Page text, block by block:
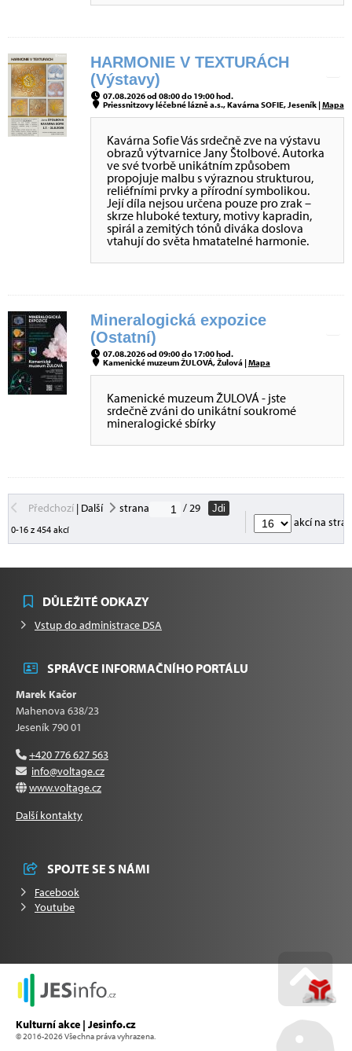
HARMONIE V TEXTURÁCH
(Výstavy)
07.08.2026 od 08:00 do 19:00 hod.
Priessnitzovy léčebné lázně a.s., Kavárna SOFIE, Jeseník |Mapa
Kavárna Sofie Vás srdečně zve na výstavu
obrazů výtvarnice Jany Štolbové. Autorka
ve své tvorbě unikátním způsobem
propojuje malbu s výraznou strukturou,
reliéfními prvky a přírodní symbolikou.
Její díla nejsou určena pouze pro zrak –
skrze hluboké textury, motivy kapradin,
spirál a zemitých tónů diváka doslova
vtahují do světa hmatatelné harmonie.
Mineralogická expozice
(Ostatní)
07.08.2026 od 09:00 do 17:00 hod.
Kamenické muzeum ŽULOVÁ, Žulová |Mapa
Kamenické muzeum ŽULOVÁ - jste
srdečně zváni do unikátní soukromé
mineralogické sbírky
Předchozí| Další strana / 29
Jdi
0-16 z 454 akcí
akcí na
DŮLEŽITÉ ODKAZY
Vstup do administrace DSA
SPRÁVCE INFORMAČNÍHO PORTÁLU
Marek Kačor
Mahenova 638/23
Jeseník 790 01
+420 776 627 563
info@voltage.cz
www.voltage.cz
Další kontakty
SPOJTE SE S NÁMI
Facebook
Youtube
Kulturní akce | Jesinfo.cz
© 2016-2026 Všechna práva vyhrazena. Go